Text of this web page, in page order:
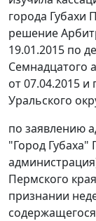
города Губахи
решение
19.01.2015 по
Семнадцатого
от 07.04.2015 и
Уральского
по заявлению
"Город Губаха"
Пермского
признании